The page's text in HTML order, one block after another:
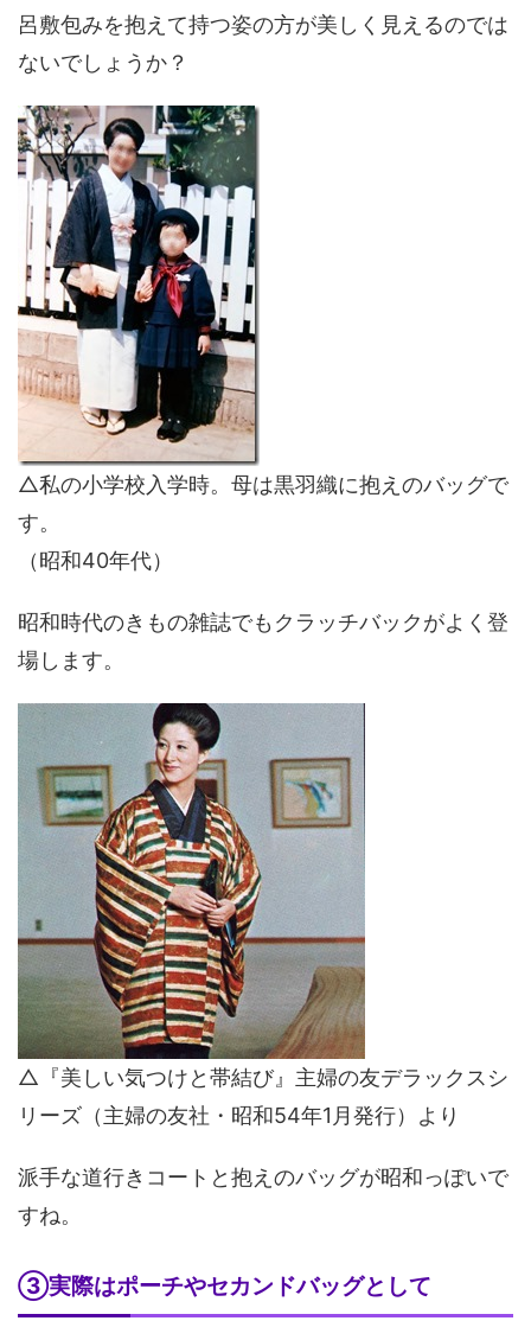
呂敷包みを抱えて持つ姿の方が美しく見えるのでは
ないでしょうか？
△私の小学校入学時。母は黒羽織に抱えのバッグで
す。
（昭和40年代）
昭和時代のきもの雑誌でもクラッチバックがよく登
場します。
△『美しい気つけと帯結び』主婦の友デラックスシ
リーズ（主婦の友社・昭和54年1月発行）より
派手な道行きコートと抱えのバッグが昭和っぽいで
すね。
③実際はポーチやセカンドバッグとして